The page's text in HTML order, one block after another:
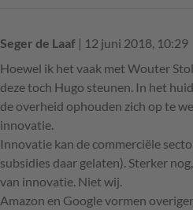
Seger de Laaf | 12 juni 2018, 10:29
Hoewel ik het vaak met Wouter
deze toch Hugo steunen. In het
de overheid ophouden zich op te
innovatie.
Innovatie kan de commerciële
subsidies daar gelaten). Sterker
van innovatie. Niet wij.
Amazon en Google vormen